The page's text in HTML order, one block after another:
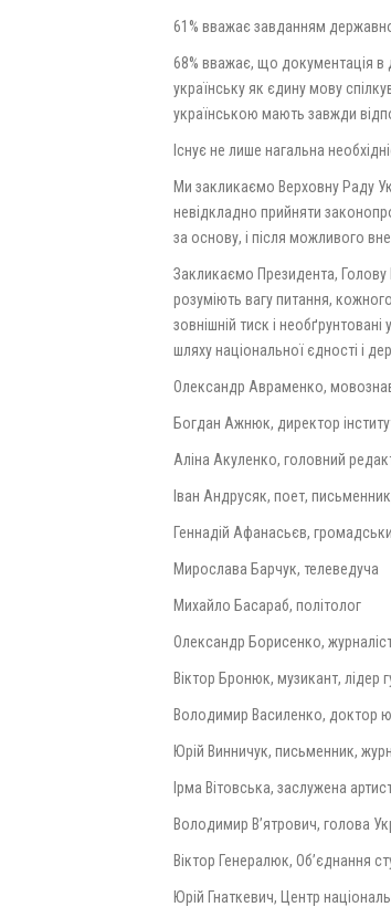
61% вважає завданням
68% вважає, що документація
українську як єдину мову
українською мають завжди
Існує не лише нагальна
Ми закликаємо Верховну Раду
невідкладно прийняти
за основу, і після можливого
Закликаємо Президента, Голову
розуміють вагу питання,
зовнішній тиск і
шляху національної єдності і
Олександр Авраменко,
Богдан Ажнюк, директор
Аліна Акуленко, головний
Іван Андрусяк, поет,
Геннадій Афанасьєв,
Мирослава Барчук, телеведуча
Михайло Басараб, політолог
Олександр Борисенко,
Віктор Бронюк, музикант, лідер
Володимир Василенко, доктор
Юрій Винничук, письменник,
Ірма Вітовська, заслужена
Володимир В’ятрович, голова
Віктор Генералюк, Об’єднання
Юрій Гнаткевич, Центр